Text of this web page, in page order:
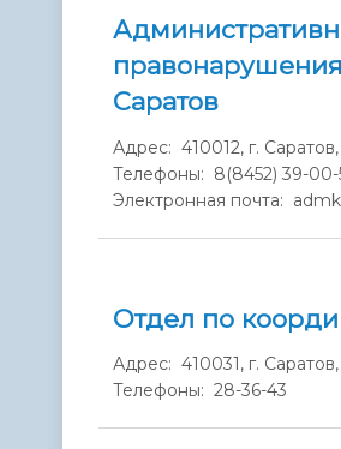
Саратов
Адрес: 410012, г.
Телефоны: 8(8452) 39-00-
Электронная почта:
Отдел по
Адрес: 410031, г.
Телефоны: 28-36-43